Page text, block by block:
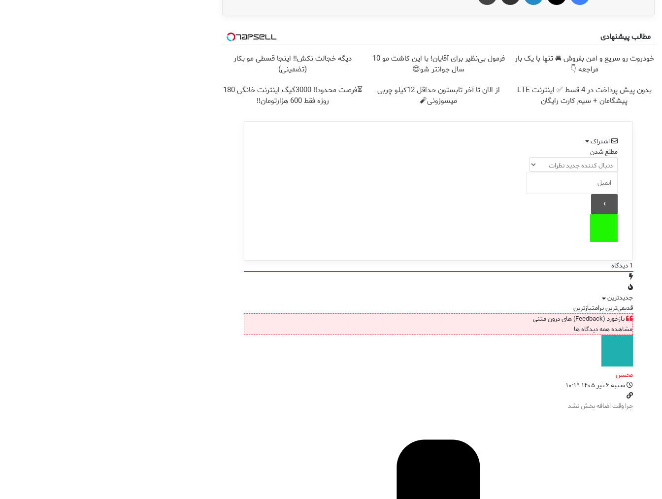
مطالب پیشنهادی
خودروت رو سریع و امن بفروش 🚘 تنها با یک بار
مراجعه 👇
فرمول بی‌نظیر برای آقایان! با این کاشت مو 10
سال جوانتر شو😍
دیگه خجالت نکش‼️ اینجا قسطی مو بکار
(تضمینی)
بدون پیش پرداخت در 4 قسط ✅ اینترنت LTE
پیشگامان + سیم کارت رایگان
از الان تا آخر تابستون حداقل 12کیلو چربی
میسوزونی🧨
⏳فرصت محدود!! 3000گیگ اینترنت خانگی 180
روزه فقط 600 هزارتومان!!
اشتراک
مطلع شدن
1دیدگاه
جدیدترین
قدیمی‌ترینپرامتیازترین
بازخورد (Feedback) های درون متنی
مشاهده همه دیدگاه ها
محسن
شنبه ۶ تیر ۱۴۰۵ ۱۰:۱۹
چرا وقت اضافه پخش نشد